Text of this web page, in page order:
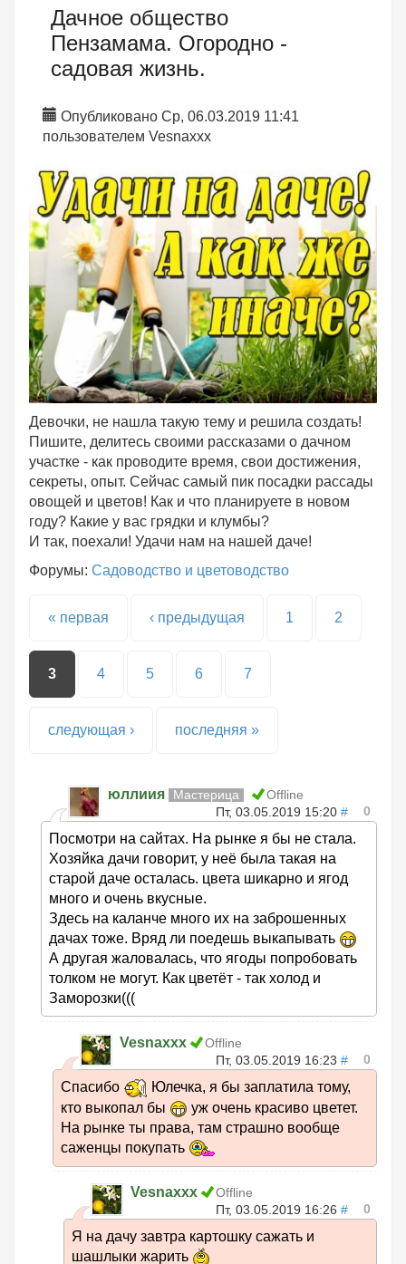
Дачное общество
Пензамама. Огородно -
садовая жизнь.
Опубликовано Ср, 06.03.2019 11:41
пользователем Vesnaxxx
Девочки, не нашла такую тему и решила создать!
Пишите, делитесь своими рассказами о дачном
участке - как проводите время, свои достижения,
секреты, опыт. Сейчас самый пик посадки рассады
овощей и цветов! Как и что планируете в новом
году? Какие у вас грядки и клумбы?
И так, поехали! Удачи нам на нашей даче!
Форумы: Садоводство и цветоводство
Страницы
« первая ‹ предыдущая 1 2
3 4 5 6 7
следующая › последняя »
юллиия Мастерица
Offline
Пт, 03.05.2019 15:20 # 0
Посмотри на сайтах. На рынке я бы не стала.
Хозяйка дачи говорит, у неё была такая на
старой даче осталась. цвета шикарно и ягод
много и очень вкусные.
Здесь на каланче много их на заброшенных
дачах тоже. Вряд ли поедешь выкапывать
А другая жаловалась, что ягоды попробовать
толком не могут. Как цветёт - так холод и
Заморозки(((
Vesnaxxx
Offline
Пт, 03.05.2019 16:23 # 0
Спасибо
Юлечка, я бы заплатила тому,
кто выкопал бы
уж очень красиво цветет.
На рынке ты права, там страшно вообще
саженцы покупать
Vesnaxxx
Offline
Пт, 03.05.2019 16:26 # 0
Я на дачу завтра картошку сажать и
шашлыки жарить